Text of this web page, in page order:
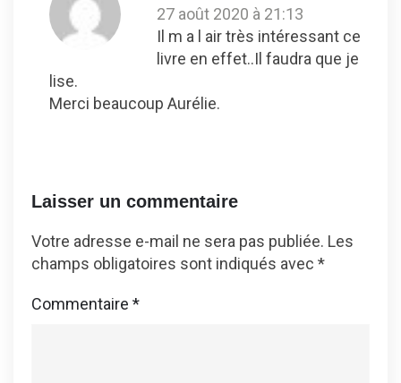
27 août 2020 à 21:13
Il m a l air très intéressant ce
livre en effet..Il faudra que je
lise.
Merci beaucoup Aurélie.
Laisser un commentaire
Votre adresse e-mail ne sera pas publiée. Les
champs obligatoires sont indiqués avec *
Commentaire *